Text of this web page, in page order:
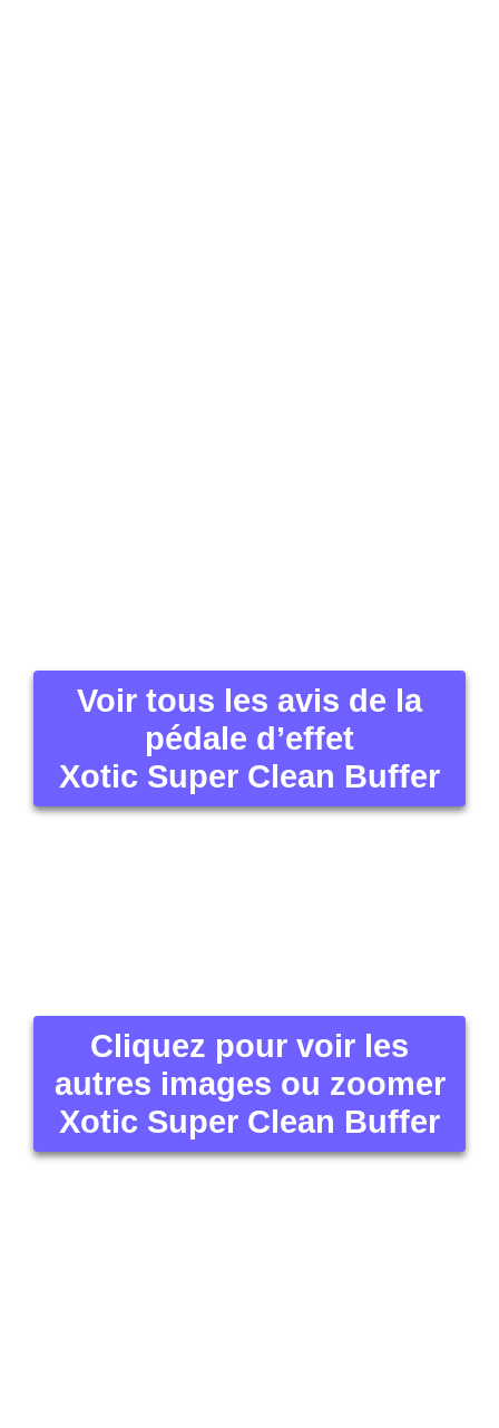
Voir tous les avis de la
pédale d’effet
Xotic Super Clean Buffer
Cliquez pour voir les
autres images ou zoomer
Xotic Super Clean Buffer